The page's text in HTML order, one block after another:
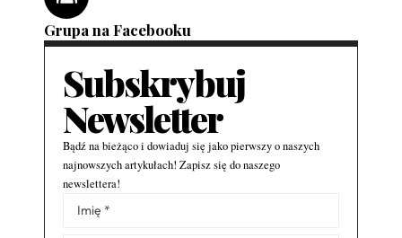
Grupa na Facebooku
Subskrybuj
Newsletter
Bądź na bieżąco i dowiaduj się jako pierwszy o naszych
najnowszych artykułach! Zapisz się do naszego
newslettera!
Alternative: